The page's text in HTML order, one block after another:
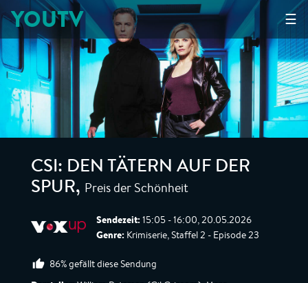
☰
YOUTV
CSI: DEN TÄTERN AUF DER
SPUR, Preis der Schönheit
Sendezeit: 15:05 - 16:00, 20.05.2026
Genre: Krimiserie, Staffel 2 - Episode 23
86% gefällt diese Sendung